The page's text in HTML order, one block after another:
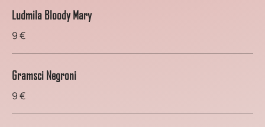
Ludmila Bloody Mary
9 €
Gramsci Negroni
9 €